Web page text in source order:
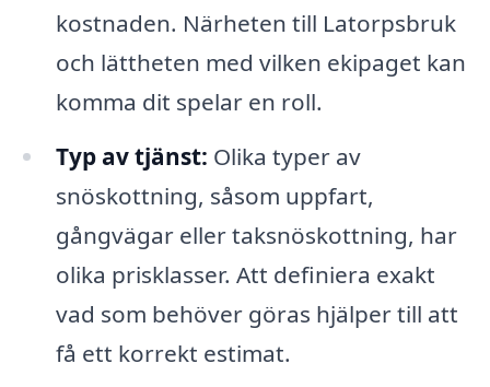
kostnaden. Närheten till Latorpsbruk
och lättheten med vilken ekipaget kan
komma dit spelar en roll.
Typ av tjänst: Olika typer av
snöskottning, såsom uppfart,
gångvägar eller taksnöskottning, har
olika prisklasser. Att definiera exakt
vad som behöver göras hjälper till att
få ett korrekt estimat.